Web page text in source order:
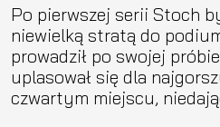
Po pierwszej serii Stoch
niewielką stratą do
prowadził po swojej
uplasował się dla
czwartym miejscu,